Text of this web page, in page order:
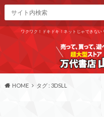
ワクワク！ドキドキ！ネットじゃできな
HOME タグ : 3DSLL